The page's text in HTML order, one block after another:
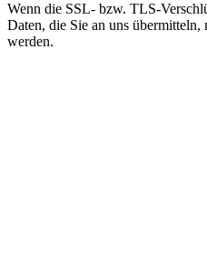
Wenn die SSL- bzw. TLS-
Daten, die Sie an uns
werden.